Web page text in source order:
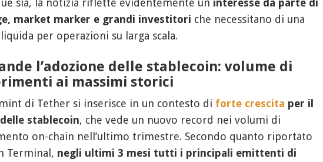
sia, la notizia riflette evidentemente un interesse da parte di
market marker e grandi investitori che necessitano di una
per operazioni su larga scala.
l’adozione delle stablecoin: volume di
ai massimi storici
mint di Tether si inserisce in un contesto di forte crescita per il
stablecoin, che vede un nuovo record nei volumi di
on-chain nell’ultimo trimestre. Secondo quanto riportato
Terminal, negli ultimi 3 mesi tutti i principali emittenti di